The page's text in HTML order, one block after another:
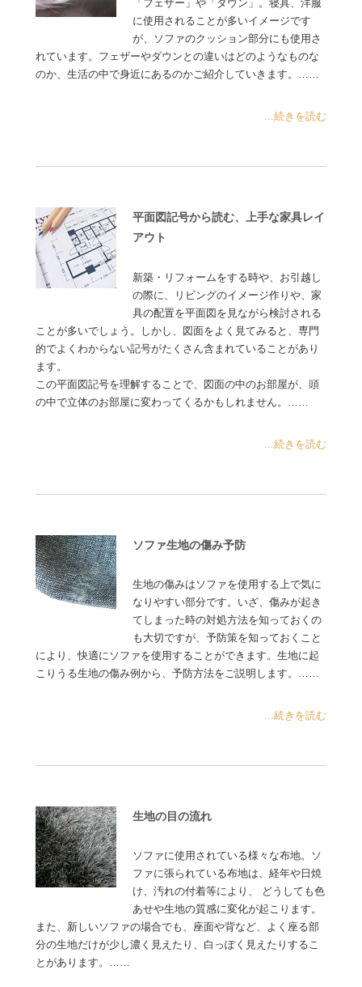
「フェザー」や「ダウン」。寝具、洋服
に使用されることが多いイメージです
が、ソファのクッション部分にも使用さ
れています。フェザーやダウンとの違いはどのようなものな
のか、生活の中で身近にあるのかご紹介していきます。……
...続きを読む
平面図記号から読む、上手な家具レイ
アウト
新築・リフォームをする時や、お引越し
の際に、リビングのイメージ作りや、家
具の配置を平面図を見ながら検討される
ことが多いでしょう。しかし、図面をよく見てみると、専門
的でよくわからない記号がたくさん含まれていることがあり
ます。
この平面図記号を理解することで、図面の中のお部屋が、頭
の中で立体のお部屋に変わってくるかもしれません。……
...続きを読む
ソファ生地の傷み予防
生地の傷みはソファを使用する上で気に
なりやすい部分です。いざ、傷みが起き
てしまった時の対処方法を知っておくの
も大切ですが、予防策を知っておくこと
により、快適にソファを使用することができます。生地に起
こりうる生地の傷み例から、予防方法をご説明します。……
...続きを読む
生地の目の流れ
ソファに使用されている様々な布地。ソ
ファに張られている布地は、経年や日焼
け、汚れの付着等により、 どうしても色
あせや生地の質感に変化が起こります。
また、新しいソファの場合でも、座面や背など、よく座る部
分の生地だけが少し濃く見えたり、白っぽく見えたりするこ
とがあります。……